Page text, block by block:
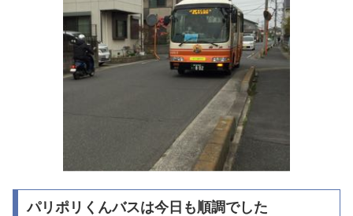
パリポリくんバスは今日も順調でした